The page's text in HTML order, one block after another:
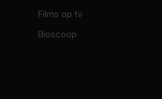
Films op tv
Bioscoop